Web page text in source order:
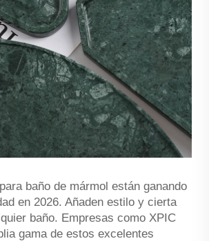
baño de mármol están ganando
en 2026. Añaden estilo y cierta
baño. Empresas como XPIC
gama de estos excelentes